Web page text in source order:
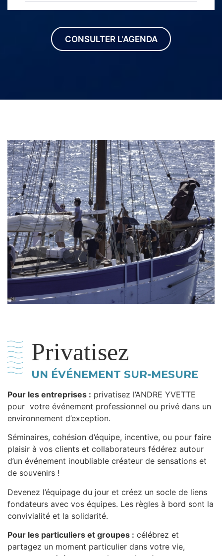
CONSULTER L'AGENDA
Privatisez
UN ÉVÉNEMENT SUR-MESURE
Pour les entreprises : privatisez l’ANDRE YVETTE
pour votre événement professionnel ou privé dans un
environnement d’exception.
Séminaires, cohésion d’équipe, incentive, ou pour faire
plaisir à vos clients et collaborateurs fédérez autour
d’un événement inoubliable créateur de sensations et
de souvenirs !
Devenez l’équipage du jour et créez un socle de liens
fondateurs avec vos équipes. Les règles à bord sont la
convivialité et la solidarité.
Pour les particuliers et groupes : célébrez et
partagez un moment particulier dans votre vie,